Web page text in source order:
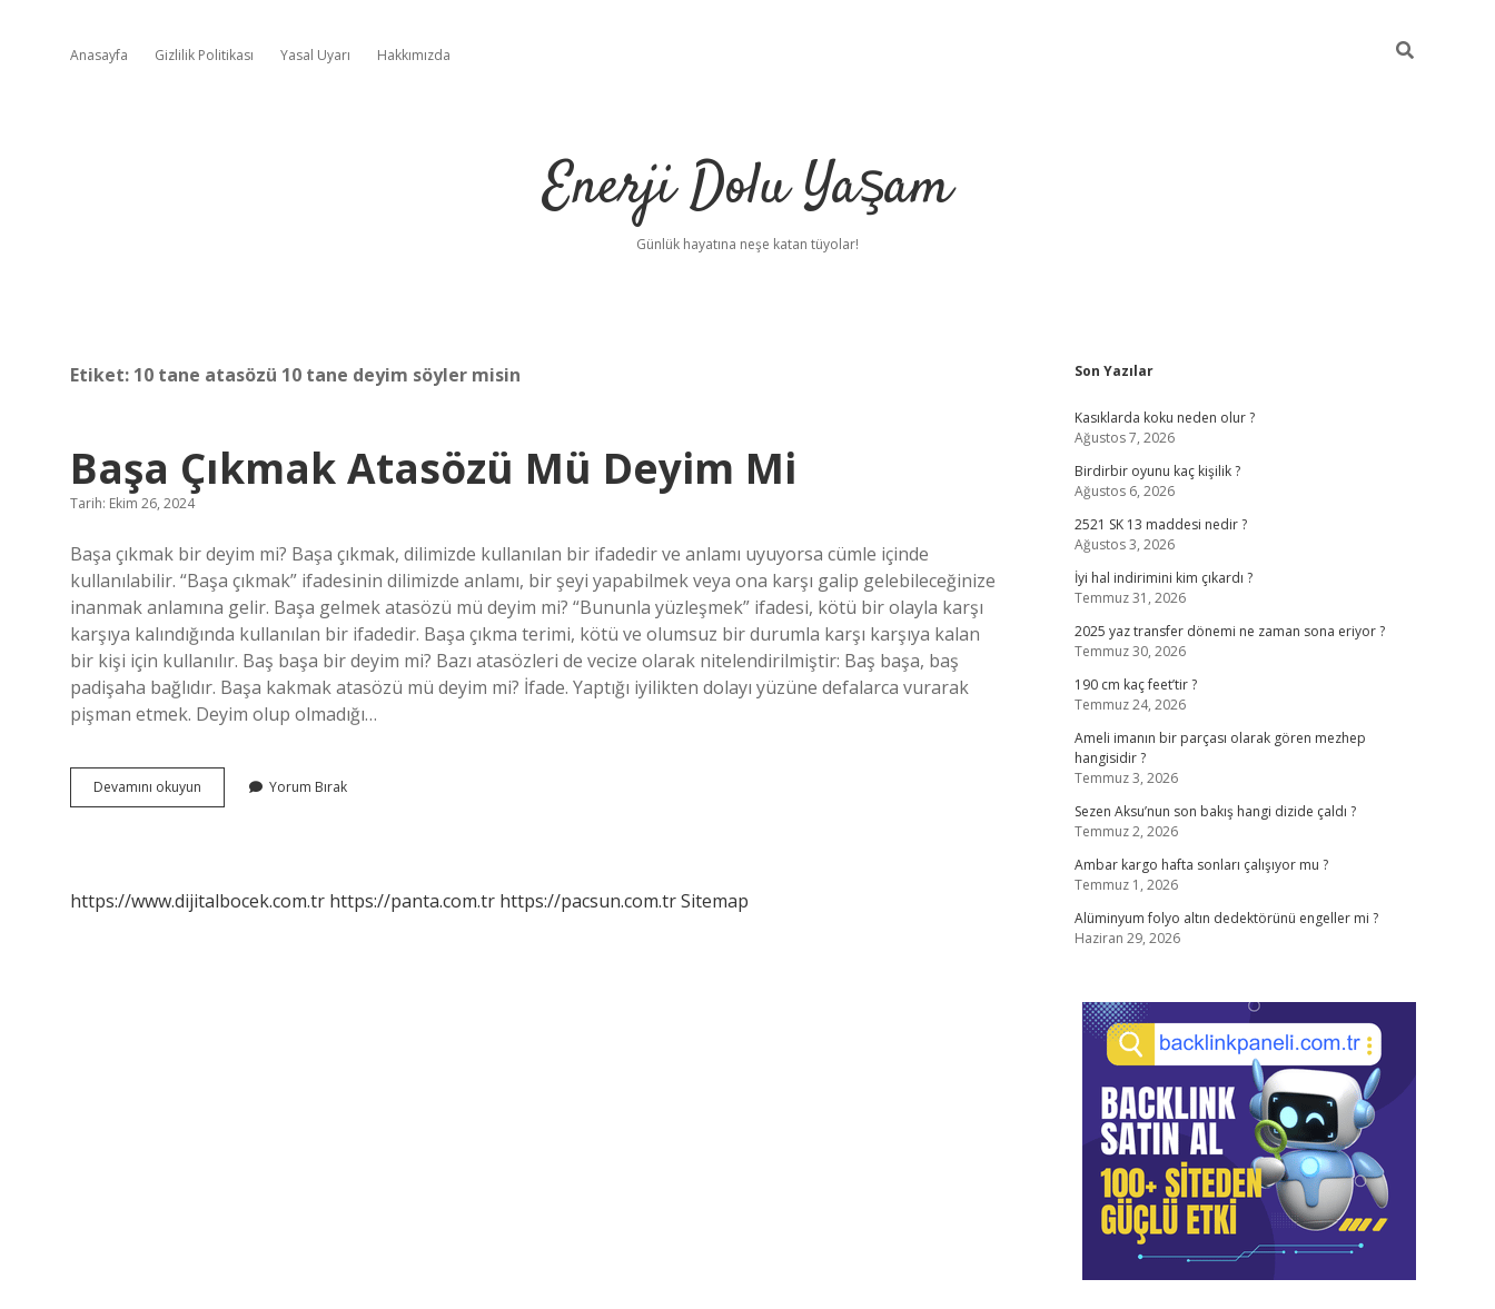
Anasayfa Gizlilik Politikası Yasal Uyarı Hakkımızda
Enerji Dolu Yaşam
Günlük hayatına neşe katan tüyolar!
Etiket: 10 tane atasözü 10 tane deyim söyler misin
Başa Çıkmak Atasözü Mü Deyim Mi
Tarih: Ekim 26, 2024
Başa çıkmak bir deyim mi? Başa çıkmak, dilimizde kullanılan bir ifadedir ve anlamı uyuyorsa cümle içinde
kullanılabilir. “Başa çıkmak” ifadesinin dilimizde anlamı, bir şeyi yapabilmek veya ona karşı galip gelebileceğinize
inanmak anlamına gelir. Başa gelmek atasözü mü deyim mi? “Bununla yüzleşmek” ifadesi, kötü bir olayla karşı
karşıya kalındığında kullanılan bir ifadedir. Başa çıkma terimi, kötü ve olumsuz bir durumla karşı karşıya kalan
bir kişi için kullanılır. Baş başa bir deyim mi? Bazı atasözleri de vecize olarak nitelendirilmiştir: Baş başa, baş
padişaha bağlıdır. Başa kakmak atasözü mü deyim mi? İfade. Yaptığı iyilikten dolayı yüzüne defalarca vurarak
pişman etmek. Deyim olup olmadığı…
Devamını okuyun
Çıkmak
Yorum Bırak
https://www.dijitalbocek.com.tr https://panta.com.tr https://pacsun.com.trSitemap
Sidebar
Son Yazılar
Kasıklarda koku neden olur ?
Ağustos 7, 2026
Birdirbir oyunu kaç kişilik ?
Ağustos 6, 2026
2521 SK 13 maddesi nedir ?
Ağustos 3, 2026
İyi hal indirimini kim çıkardı ?
Temmuz 31, 2026
2025 yaz transfer dönemi ne zaman sona eriyor ?
Temmuz 30, 2026
190 cm kaç feet’tir ?
Temmuz 24, 2026
Ameli imanın bir parçası olarak gören mezhep
hangisidir ?
Temmuz 3, 2026
Sezen Aksu’nun son bakış hangi dizide çaldı ?
Temmuz 2, 2026
Ambar kargo hafta sonları çalışıyor mu ?
Temmuz 1, 2026
Alüminyum folyo altın dedektörünü engeller mi ?
Haziran 29, 2026